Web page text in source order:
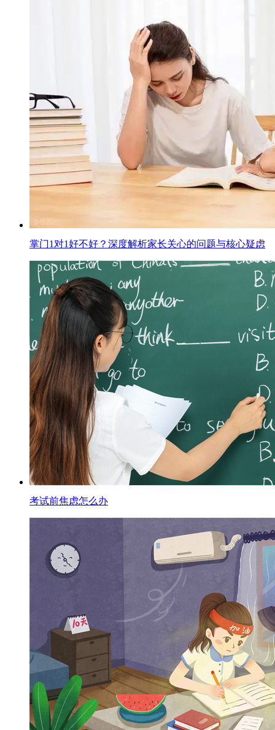
掌门1对1好不好？深度解析家长关心的问题与核心疑虑
考试前焦虑怎么办